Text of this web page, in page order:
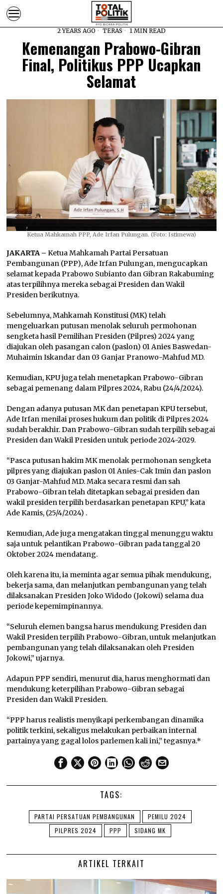
2 YEARS AGO TERAS 1 MIN READ
Kemenangan Prabowo-Gibran
Final, Politikus PPP Ucapkan
Selamat
Ketua Mahkamah PPP, Ade Irfan Pulungan. (Foto: Istimewa)
JAKARTA –Ketua Mahkamah Partai Persatuan
Pembangunan (PPP), Ade Irfan Pulungan, mengucapkan
selamat kepada Prabowo Subianto dan Gibran Rakabuming
atas terpilihnya mereka sebagai Presiden dan Wakil
Presiden berikutnya.
Sebelumnya, Mahkamah Konstitusi (MK) telah
mengeluarkan putusan menolak seluruh permohonan
sengketa hasil Pemilihan Presiden (Pilpres) 2024 yang
diajukan oleh pasangan calon (paslon) 01 Anies Baswedan-
Muhaimin Iskandar dan 03 Ganjar Pranowo-Mahfud MD.
Kemudian, KPU juga telah menetapkan Prabowo-Gibran
sebagai pemenang dalam Pilpres 2024, Rabu (24/4/2024).
Dengan adanya putusan MK dan penetapan KPU tersebut,
Ade Irfan menilai proses hukum dan politik di Pilpres 2024
sudah berakhir. Dan Prabowo-Gibran sudah terpilih sebagai
Presiden dan Wakil Presiden untuk periode 2024-2029.
“Pasca putusan hakim MK menolak permohonan sengketa
pilpres yang diajukan paslon 01 Anies-Cak Imin dan paslon
03 Ganjar-Mahfud MD. Maka secara resmi dan sah
Prabowo-Gibran telah ditetapkan sebagai presiden dan
wakil presiden terpilih berdasarkan penetapan KPU,” kata
Ade Kamis, (25/4/2024) .
Kemudian, Ade juga mengatakan tinggal menunggu waktu
saja untuk pelantikan Prabowo-Gibran pada tanggal 20
Oktober 2024 mendatang.
Oleh karena itu, ia meminta agar semua pihak mendukung,
bekerja sama, dan melanjutkan pembangunan yang telah
dilaksanakan Presiden Joko Widodo (Jokowi) selama dua
periode kepemimpinannya.
“Seluruh elemen bangsa harus mendukung Presiden dan
Wakil Presiden terpilih Prabowo-Gibran, untuk melanjutkan
pembangunan yang telah dilaksanakan oleh Presiden
Jokowi,” ujarnya.
Adapun PPP sendiri, menurut dia, harus menghormati dan
mendukung keterpilihan Prabowo-Gibran sebagai
Presiden dan Wakil Presiden.
“PPP harus realistis menyikapi perkembangan dinamika
politik terkini, sekaligus melakukan perbaikan internal
partainya yang gagal lolos parlemen kali ini,” tegasnya.*
TAGS:
PARTAI PERSATUAN PEMBANGUNAN
PEMILU 2024
PILPRES 2024
PPP SIDANG MK
ARTIKEL TERKAIT